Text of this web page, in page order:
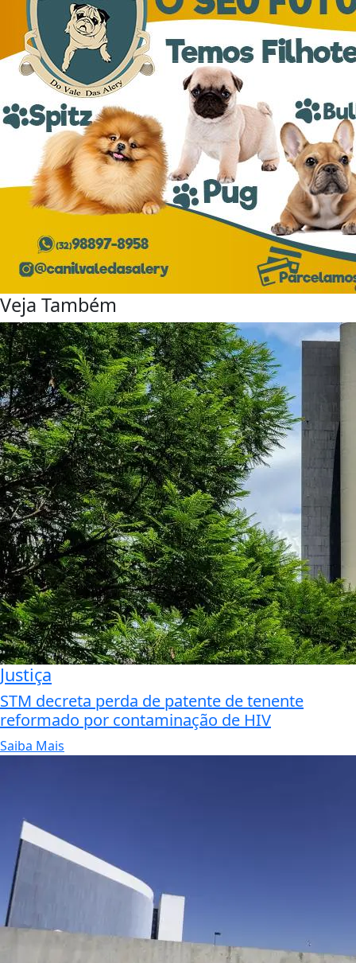
Veja Também
Justiça
STM decreta perda de patente de tenente
reformado por contaminação de HIV
Saiba Mais